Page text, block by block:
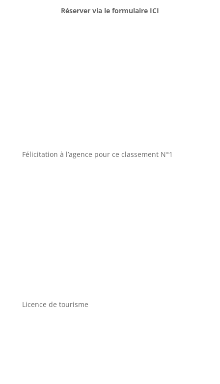
Réserver via le formulaire ICI
Félicitation à l’agence pour ce classement N°1
Licence de tourisme